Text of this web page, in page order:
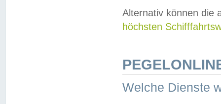
Alternativ können die
höchsten
Welche Dienste